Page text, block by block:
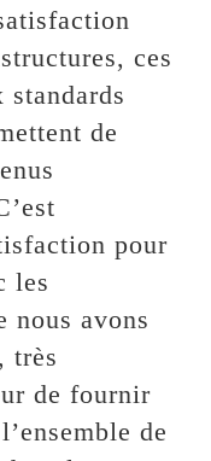
ces
standards
de
pour
les
nous avons
très
de fournir
de